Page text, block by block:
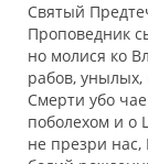
Святы‌й
Пропове‌дник
но моли‌ся ко
рабо‌в,
Сме‌рти у‌бо
поболе‌хом и о
не пре‌зри